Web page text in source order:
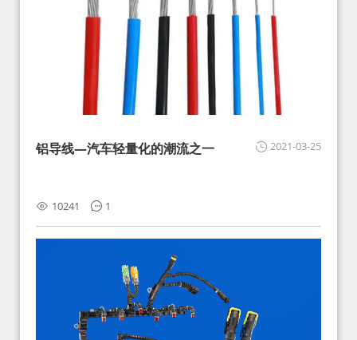
2021-03-25
铝导线—汽车轻量化的潮流之一
10241 1